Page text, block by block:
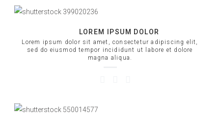
LOREM IPSUM DOLOR
Lorem ipsum dolor sit amet, consectetur adipiscing elit,
sed do eiusmod tempor incididunt ut labore et dolore
magna aliqua.